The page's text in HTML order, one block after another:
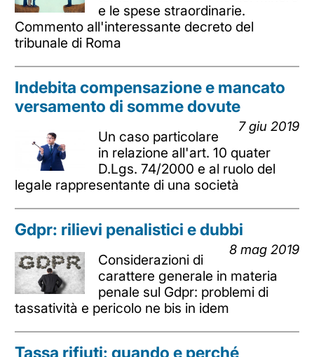
e le spese straordinarie.
Commento all'interessante decreto del
tribunale di Roma
Indebita compensazione e mancato
versamento di somme dovute
7 giu 2019
Un caso particolare
in relazione all'art. 10 quater
D.Lgs. 74/2000 e al ruolo del
legale rappresentante di una società
Gdpr: rilievi penalistici e dubbi
8 mag 2019
Considerazioni di
carattere generale in materia
penale sul Gdpr: problemi di
tassatività e pericolo ne bis in idem
Tassa rifiuti: quando e perché